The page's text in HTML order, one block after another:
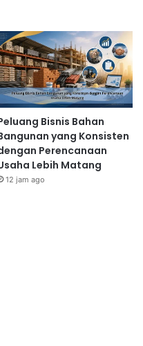
Bisnis Bahan
yang Konsisten
Perencanaan
Lebih Matang
12 jam ago